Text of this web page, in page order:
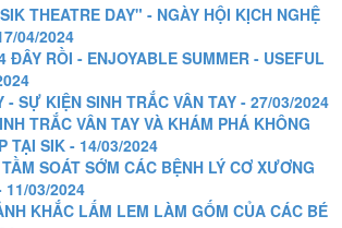
THEATRE DAY" - NGÀY HỘI KỊCH NGHỆ
04/2024
ĐÂY RỒI - ENJOYABLE SUMMER - USEFUL
- SỰ KIỆN SINH TRẮC VÂN TAY - 27/03/2024
TRẮC VÂN TAY VÀ KHÁM PHÁ KHÔNG
TẠI SIK - 14/03/2024
SOÁT SỚM CÁC BỆNH LÝ CƠ XƯƠNG
11/03/2024
KHẮC LẤM LEM LÀM GỐM CỦA CÁC BÉ